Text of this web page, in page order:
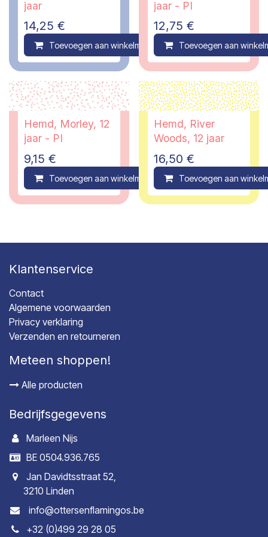
jaar
14,25 €
Toevoegen aan winkelmandje Compare
jaar - PI
12,75 €
Toevoegen aan
Hemd, Morley, 12
jaar - PI
9,15 €
Toevoegen aan winkelmandje Compare
Hemd, River
Woods, 12 jaar
16,50 €
Toevoegen aan
Klantenservice
Contact
Algemene voorwaarden
Privacy verklaring
Verzenden en retourneren
Meteen shoppen!
Alle producten
Bedrijfsgegevens
Marleen Nijs
BE 0504.936.765
Jan Davidtsstraat 52,
3210 Linden
info@ottersenflamingos.be
+32 (0)499 29 28 05